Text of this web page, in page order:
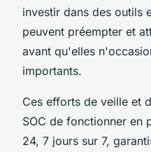
investir dans des outils
peuvent préempter et
avant qu'elles
importants.
Ces efforts de veille et
SOC de fonctionner en
24, 7 jours sur 7,